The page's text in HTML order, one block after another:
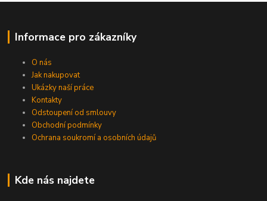
Informace pro zákazníky
O nás
Jak nakupovat
Ukázky naší práce
Kontakty
Odstoupení od smlouvy
Obchodní podmínky
Ochrana soukromí a osobních údajů
Kde nás najdete